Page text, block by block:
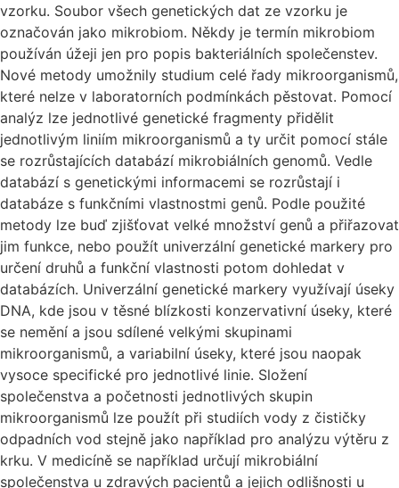
vzorku. Soubor všech genetických dat ze vzorku je
označován jako mikrobiom. Někdy je termín mikrobiom
používán úžeji jen pro popis bakteriálních společenstev.
Nové metody umožnily studium celé řady mikroorganismů,
které nelze v laboratorních podmínkách pěstovat. Pomocí
analýz lze jednotlivé genetické fragmenty přidělit
jednotlivým liniím mikroorganismů a ty určit pomocí stále
se rozrůstajících databází mikrobiálních genomů. Vedle
databází s genetickými informacemi se rozrůstají i
databáze s funkčními vlastnostmi genů. Podle použité
metody lze buď zjišťovat velké množství genů a přiřazovat
jim funkce, nebo použít univerzální genetické markery pro
určení druhů a funkční vlastnosti potom dohledat v
databázích. Univerzální genetické markery využívají úseky
DNA, kde jsou v těsné blízkosti konzervativní úseky, které
se nemění a jsou sdílené velkými skupinami
mikroorganismů, a variabilní úseky, které jsou naopak
vysoce specifické pro jednotlivé linie. Složení
společenstva a početnosti jednotlivých skupin
mikroorganismů lze použít při studiích vody z čističky
odpadních vod stejně jako například pro analýzu výtěru z
krku. V medicíně se například určují mikrobiální
společenstva u zdravých pacientů a jejich odlišnosti u